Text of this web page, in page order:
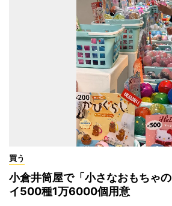
買う
小倉井筒屋で「小さなおもちゃ
イ500種1万6000個用意